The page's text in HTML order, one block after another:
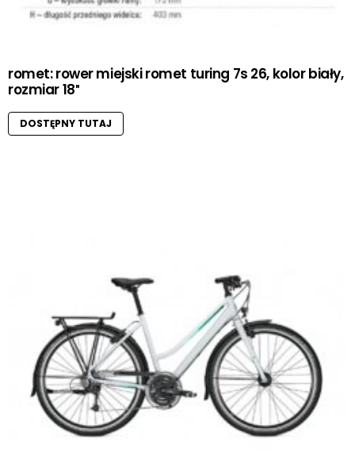
romet: rower miejski romet turing 7s 26, kolor biały,
rozmiar 18″
DOSTĘPNY TUTAJ